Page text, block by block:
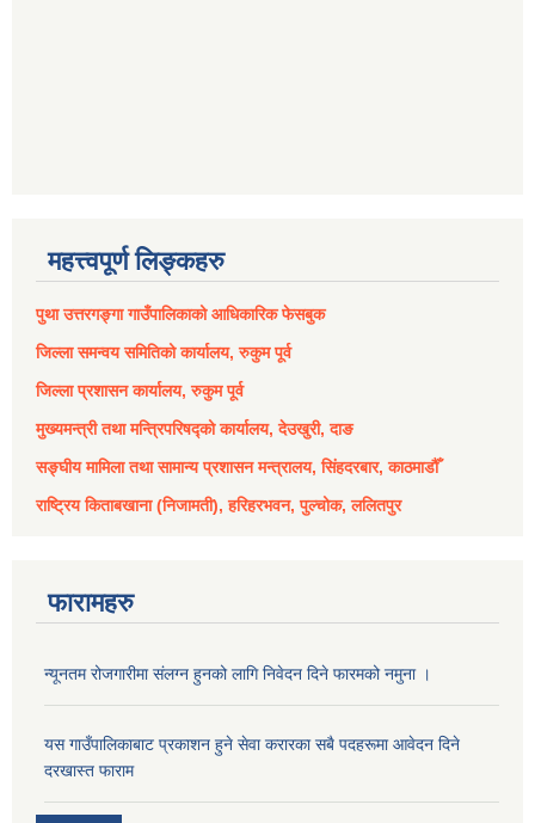
महत्त्वपूर्ण लिङ्कहरु
पुथा उत्तरगङ्गा गाउँपालिकाको आधिकारिक फेसबुक
जिल्ला समन्वय समितिको कार्यालय, रुकुम पूर्व
जिल्ला प्रशासन कार्यालय, रुकुम पूर्व
मुख्यमन्त्री तथा मन्त्रिपरिषद्को कार्यालय, देउखुरी, दाङ
सङ्घीय मामिला तथा सामान्य प्रशासन मन्त्रालय, सिंहदरबार, काठमाडौँ
राष्ट्रिय किताबखाना (निजामती), हरिहरभवन, पुल्चोक, ललितपुर
फारामहरु
न्यूनतम रोजगारीमा संलग्न हुनको लागि निवेदन दिने फारमको नमुना ।
यस गाउँपालिकाबाट प्रकाशन हुने सेवा करारका सबै पदहरूमा आवेदन दिने
दरखास्त फाराम